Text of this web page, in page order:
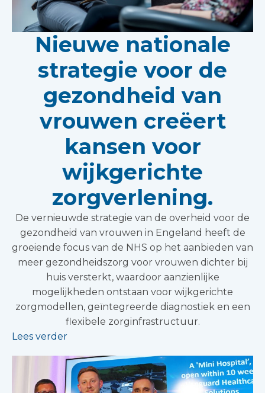
Nieuwe nationale
strategie voor de
gezondheid van
vrouwen creëert
kansen voor
wijkgerichte
zorgverlening.
De vernieuwde strategie van de overheid voor de
gezondheid van vrouwen in Engeland heeft de
groeiende focus van de NHS op het aanbieden van
meer gezondheidszorg voor vrouwen dichter bij
huis versterkt, waardoor aanzienlijke
mogelijkheden ontstaan voor wijkgerichte
zorgmodellen, geïntegreerde diagnostiek en een
flexibele zorginfrastructuur.
Lees verder